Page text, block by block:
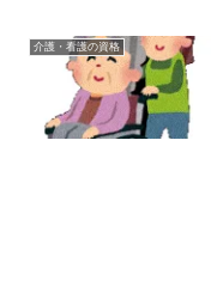
介護・看護の資格